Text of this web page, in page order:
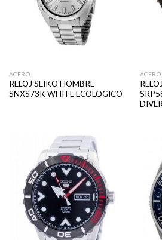
ACERO
RELOJ SEIKO HOMBRE
SNXS73K WHITE ECOLOGICO
ACERO